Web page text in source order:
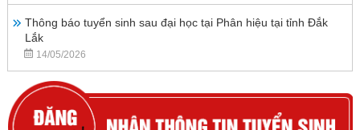
Thông báo tuyển sinh sau đại học tại Phân hiệu tại tỉnh Đắk
Lắk
14/05/2026